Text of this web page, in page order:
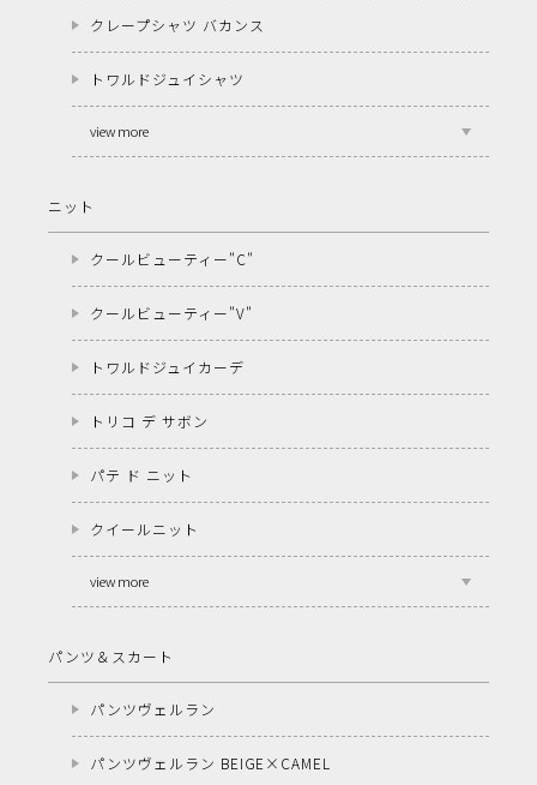
クレープシャツ バカンス
トワルドジュイシャツ
view more
ニット
クールビューティー"C"
クールビューティー"V"
トワルドジュイカーデ
トリコ デ サボン
パテ ド ニット
クイールニット
view more
パンツ＆スカート
パンツヴェルラン
パンツヴェルラン BEIGE×CAMEL